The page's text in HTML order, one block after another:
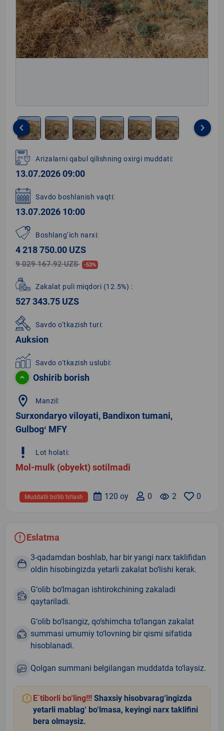
1
of
6
keyboard_arrow_left keyboard_arrow_right
Arizalarni qabul qilishning oxirgi muddati:
13.07.2026 09:00
Savdo boshlanish vaqti:
13.07.2026 10:00
Boshlang‘ich narxi:
4 218 750.00 UZS
9 029 167.92 UZS -53%
Zakalat puli miqdori (12.5%) :
527 343.75 UZS
Savdo o‘tkazish turi:
Auksion
Savdo o‘tkazish uslubi:
Oshirib borish
location_on Manzil:
Surxondaryo viloyati, Bandixon tumani,
Gulbogʻ MFY
priority_high Lot holati:
Mol-mulk (obyekt) sotilmadi
0
remove_red_eye 2
0
120 oy
Muddatli bo‘lib to‘lash
Eslatma
3-qadamdan boshlab, har bir yangi narx taklifidan
oldin hisobingizda yetarli zakalat bo‘lishi kerak.
G‘olib bo‘lmagan ishtirokchining zakaladi
qaytariladi.
G‘olib bo‘lsangiz, qo‘shimcha to‘langan zakalat
summasi umumiy to‘lovning bir qismi sifatida
hisoblanadi.
Qolgan summani belgilangan muddatda to‘laysiz.
E`tiborli bo‘ling!!! Shaxsiy hisobvarag‘ingizda
yetarli mablag‘ bo‘lmasa, keyingi narx taklifini
bera olmaysiz.